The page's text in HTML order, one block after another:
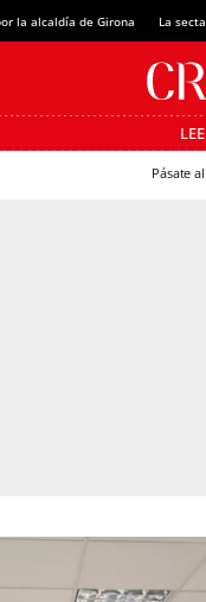
la alcaldía de Girona La
Pásate